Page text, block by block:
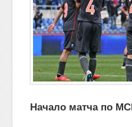
Начало матча по